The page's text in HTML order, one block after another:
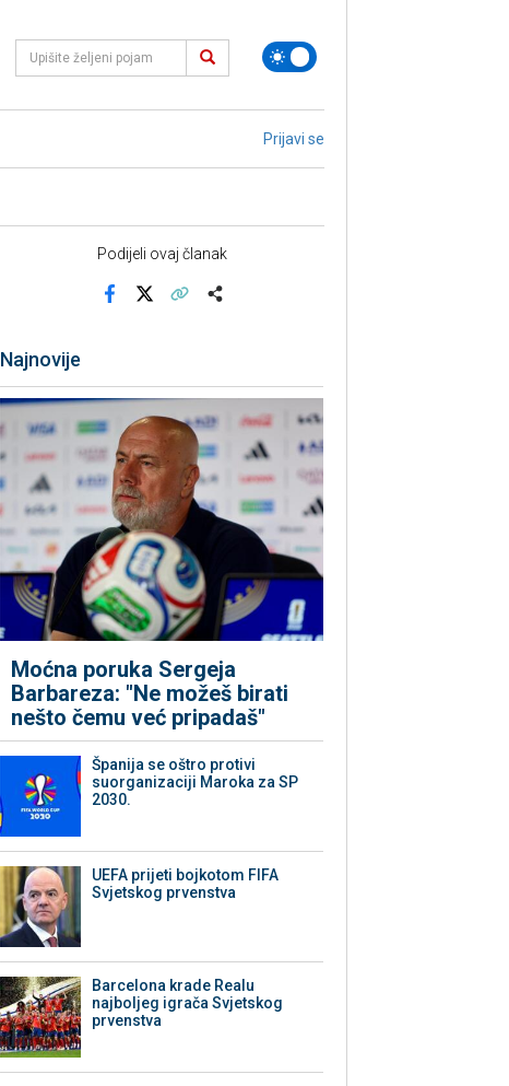
Prijavi se
Podijeli ovaj članak
Najnovije
Moćna poruka Sergeja
Barbareza: "Ne možeš birati
nešto čemu već pripadaš"
Španija se oštro protivi
suorganizaciji Maroka za SP
2030.
UEFA prijeti bojkotom FIFA
Svjetskog prvenstva
Barcelona krade Realu
najboljeg igrača Svjetskog
prvenstva